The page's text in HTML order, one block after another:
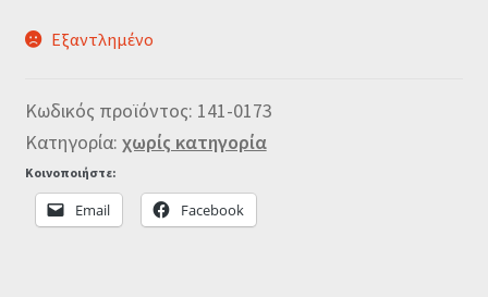
Εξαντλημένο
Κωδικός προϊόντος: 141-0173
Κατηγορία: χωρίς κατηγορία
Κοινοποιήστε:
Email Facebook